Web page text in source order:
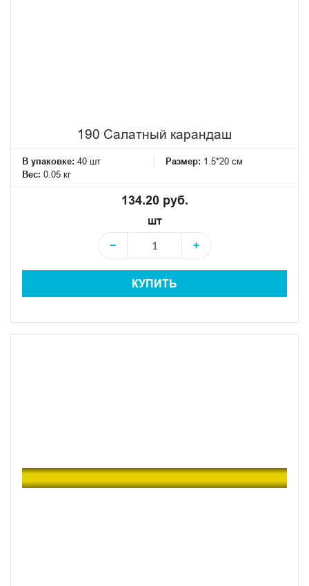
190 Салатный карандаш
В упаковке: 40 шт Размер: 1.5*20 см
Вес: 0.05 кг
134.20 руб.
шт
−
+
КУПИТЬ